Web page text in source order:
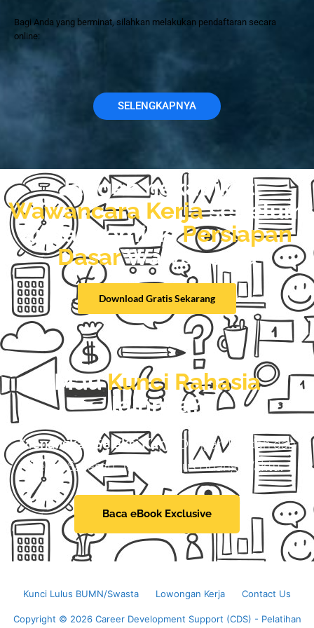
Bagi Anda yang berminat, silahkan melakukan pendaftaran secara
online:
SELENGKAPNYA
Jangan nekat ikut
Wawancara Kerjasebelum
anda memilikiPersiapan
DasarWawancara
Download Gratis Sekarang
MauKunci Rahasia
lainnya?
Menangkan Seleksi Kerja
Dengan Mudah dan
Tepat Sasaran, Tanpa Harus Buang Waktu.
Baca eBook Exclusive
Kunci Lulus BUMN/Swasta Lowongan Kerja Contact Us
Copyright © 2026 Career Development Support (CDS) - Pelatihan